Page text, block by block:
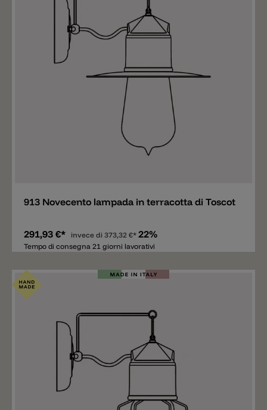
913 Novecento lampada in terracotta di Toscot
291,93 €* invece di 373,32 €* 22%
Tempo di consegna 21 giorni lavorativi